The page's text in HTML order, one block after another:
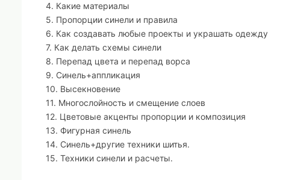
4. Какие материалы
5. Пропорции синели и правила
6. Как создавать любые проекты и украшать одежду
7. Как делать схемы синели
8. Перепад цвета и перепад ворса
9. Синель+аппликация
10. Высекновение
11. Многослойность и смещение слоев
12. Цветовые акценты пропорции и композиция
13. Фигурная синель
14. Синель+другие техники шитья.
15. Техники синели и расчеты.